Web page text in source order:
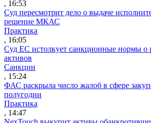
, 16:53
Суд пересмотрит дело о выдаче
решение МКАС
Практика
, 16:05
Суд ЕС истолкует санкционные нормы о
активов
Санкции
, 15:24
ФАС раскрыла число жалоб в сфере
полугодии
Практика
, 14:47